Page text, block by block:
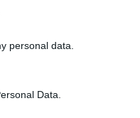
personal data.
Data.
a